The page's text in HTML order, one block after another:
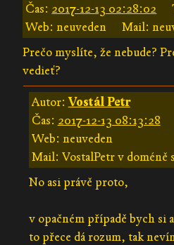
Čas: 2017-12-13 02:28:02
Web: neuveden
Mail:
Prečo myslíte, že nebude?
vedieť?
Autor:Vostál Petr
Čas: 2017-12-13 08:13:28
Web: neuveden
Mail: VostalPetr v doméně
No asi právě proto,
v opačném případě bych si
to přece dá rozum, tak